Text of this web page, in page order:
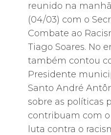
reunido na
(04/03) com o
Combate ao
Tiago Soares. No
também contou
Presidente
Santo André
sobre as políticas
contribuam com
luta contra o